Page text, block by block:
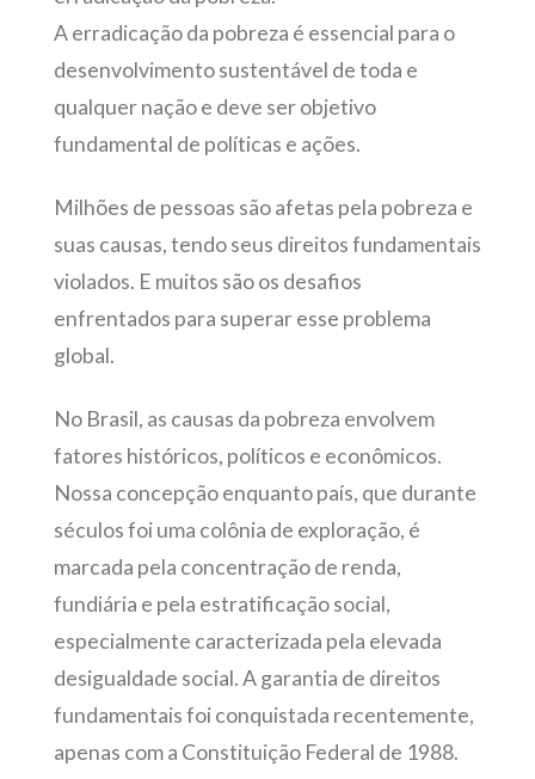
A erradicação da pobreza é essencial para o
desenvolvimento sustentável de toda e
qualquer nação e deve ser objetivo
fundamental de políticas e ações.
Milhões de pessoas são afetas pela pobreza e
suas causas, tendo seus direitos fundamentais
violados. E muitos são os desafios
enfrentados para superar esse problema
global.
No Brasil, as causas da pobreza envolvem
fatores históricos, políticos e econômicos.
Nossa concepção enquanto país, que durante
séculos foi uma colônia de exploração, é
marcada pela concentração de renda,
fundiária e pela estratificação social,
especialmente caracterizada pela elevada
desigualdade social. A garantia de direitos
fundamentais foi conquistada recentemente,
apenas com a Constituição Federal de 1988.